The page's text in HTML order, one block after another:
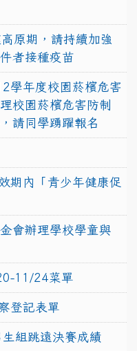
原期，請持續加強
者接種疫苗
學年度校園菸檳危害
校園菸檳危害防制
請同學踴躍報名
期內「青少年健康促
會辦理學校學童與
11/24菜單
登記表單
組跳遠決賽成績